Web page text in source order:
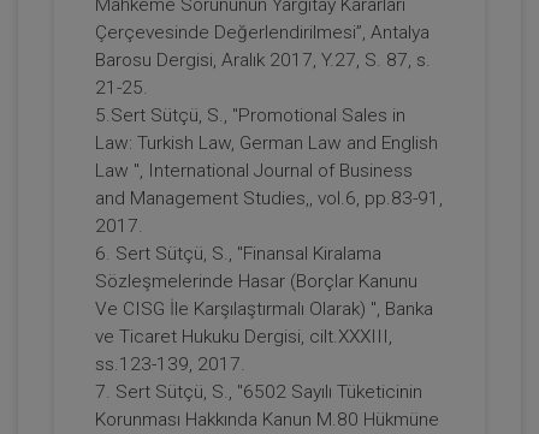
Tüketici Hukuku Enstitüsü
Futuristler - 11. Tüketici Hukuku
Kongresi - III. Oturum
360 TL
Çerçevesinde Değerlendirilmesi”, Antalya
Barosu Dergisi, Aralık 2017, Y.27, S. 87, s.
21-25.
5.Sert Sütçü, S., "Promotional Sales in
Law: Turkish Law, German Law and English
Law ", International Journal of Business
and Management Studies,, vol.6, pp.83-91,
2017.
6. Sert Sütçü, S., "Finansal Kiralama
Sözleşmelerinde Hasar (Borçlar Kanunu
Ve CISG İle Karşılaştırmalı Olarak) ", Banka
ve Ticaret Hukuku Dergisi, cilt.XXXIII,
ss.123-139, 2017.
7. Sert Sütçü, S., "6502 Sayılı Tüketicinin
Korunması Hakkında Kanun M.80 Hükmüne